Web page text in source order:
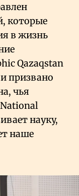
которые
в жизнь
Qazaqstan
призвано
чья
науку,
наше